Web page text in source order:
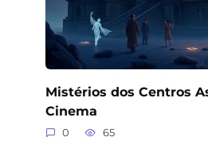
Mistérios dos Centros
Cinema
0 65